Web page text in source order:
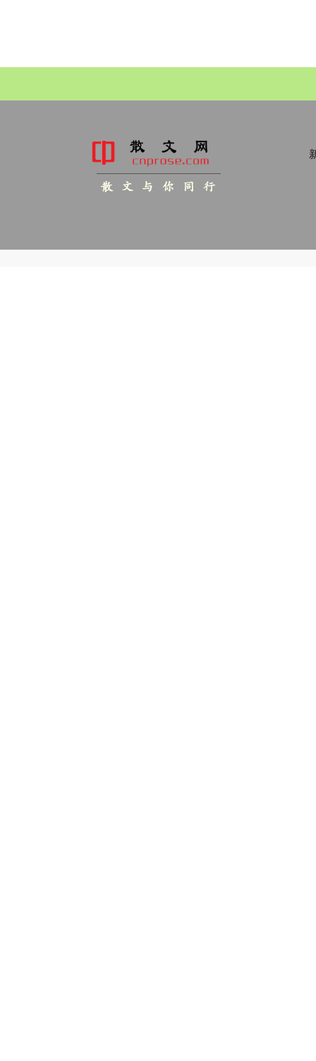
散 文 与 你 同 行